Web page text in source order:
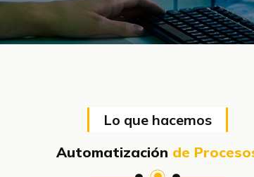
Lo que hacemos
Automatización de